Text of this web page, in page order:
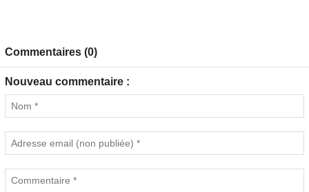
Commentaires (0)
Nouveau commentaire :